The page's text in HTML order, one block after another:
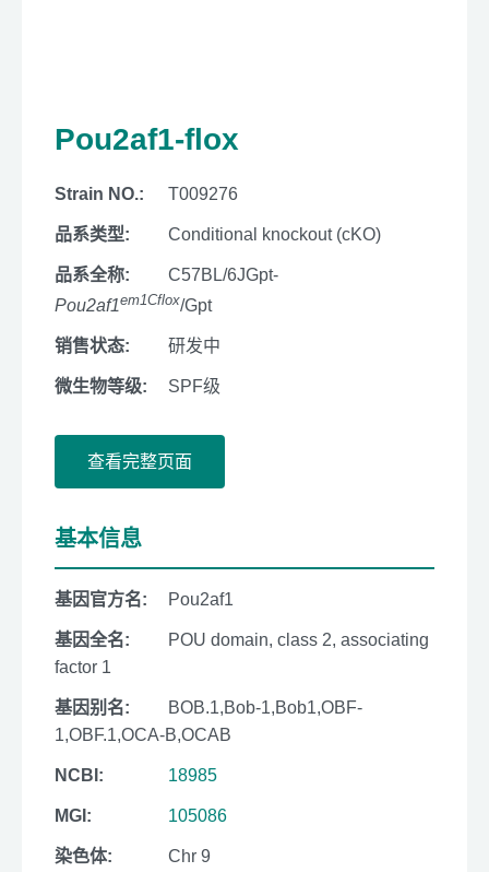
Pou2af1-flox
Strain NO.: T009276
品系类型: Conditional knockout (cKO)
品系全称:
C57BL/6JGpt-
Pou2af1em1Cflox/Gpt
销售状态: 研发中
微生物等级: SPF级
查看完整页面
基本信息
基因官方名: Pou2af1
基因全名:
POU domain, class 2, associating
factor 1
基因别名:
BOB.1,Bob-1,Bob1,OBF-
1,OBF.1,OCA-B,OCAB
NCBI: 18985
MGI: 105086
染色体: Chr 9